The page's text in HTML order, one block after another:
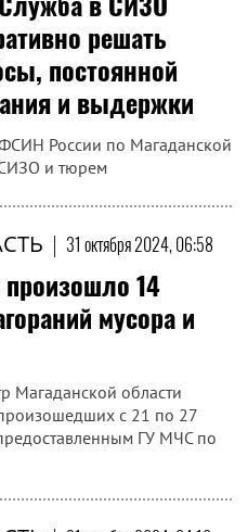
колымчане
вознаграждение
агентству МАНГАЗЕЯ в
по Магаданской
оружия, боеприпасов,
граждан от уголовной
в СИЗО
решать
постоянной
и выдержки
России по Магаданской
и тюрем